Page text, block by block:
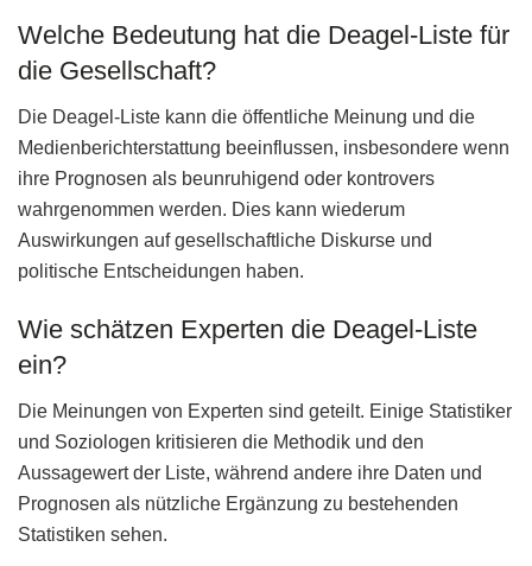
Welche Bedeutung hat die Deagel-Liste für
die Gesellschaft?
Die Deagel-Liste kann die öffentliche Meinung und die
Medienberichterstattung beeinflussen, insbesondere wenn
ihre Prognosen als beunruhigend oder kontrovers
wahrgenommen werden. Dies kann wiederum
Auswirkungen auf gesellschaftliche Diskurse und
politische Entscheidungen haben.
Wie schätzen Experten die Deagel-Liste
ein?
Die Meinungen von Experten sind geteilt. Einige Statistiker
und Soziologen kritisieren die Methodik und den
Aussagewert der Liste, während andere ihre Daten und
Prognosen als nützliche Ergänzung zu bestehenden
Statistiken sehen.